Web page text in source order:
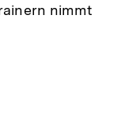
nimmt